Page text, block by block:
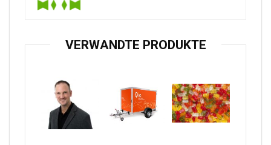
VERWANDTE PRODUKTE